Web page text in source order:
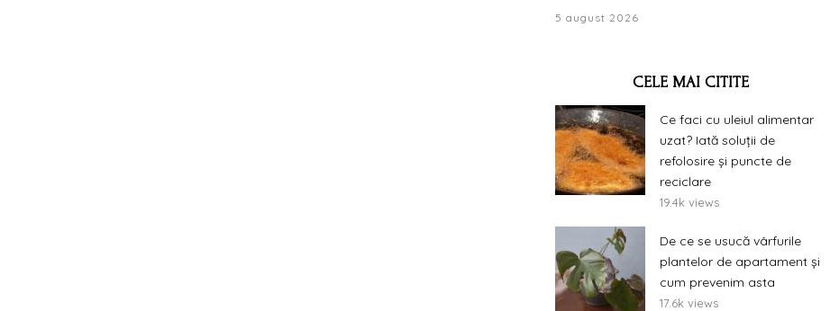
5 august 2026
CELE MAI CITITE
Ce faci cu uleiul alimentar
uzat? Iată soluții de
refolosire și puncte de
reciclare
19.4k views
De ce se usucă vârfurile
plantelor de apartament și
cum prevenim asta
17.6k views